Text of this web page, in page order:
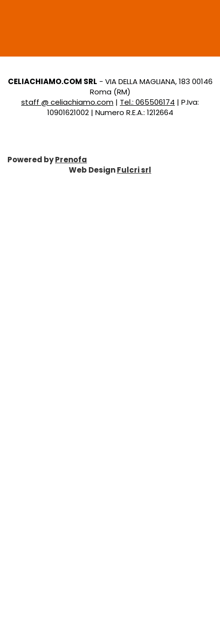
CELIACHIAMO.COM SRL - VIA DELLA MAGLIANA, 183 00146
Roma (RM)
staff @ celiachiamo.com | Tel.: 065506174 | P.Iva:
10901621002 | Numero R.E.A.: 1212664
Powered byPrenofa
Web DesignFulcri srl